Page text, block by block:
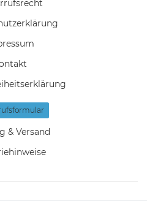
& Versand